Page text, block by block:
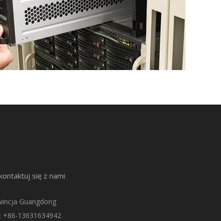
się z nami
Guangdong
+86-13631634942